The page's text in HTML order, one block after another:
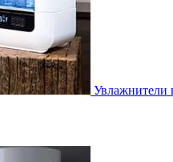
Увлажнители